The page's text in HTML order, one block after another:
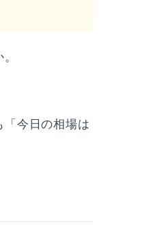
今日の相場は